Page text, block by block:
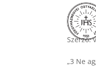
Szerző:
„3 Ne